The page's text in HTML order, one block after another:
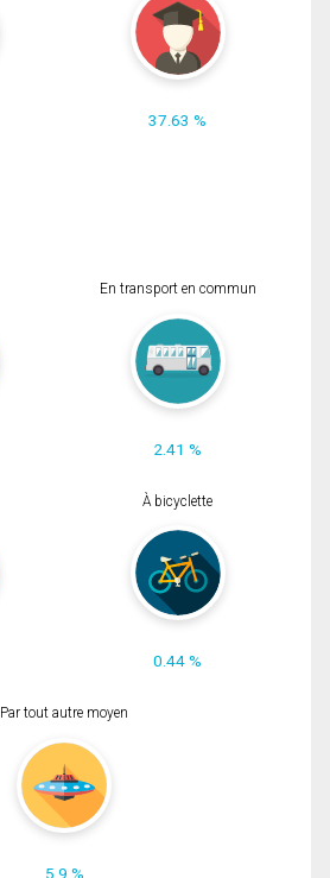
37.63 %
En transport en commun
2.41 %
À bicyclette
0.44 %
Par tout autre moyen
5.9 %